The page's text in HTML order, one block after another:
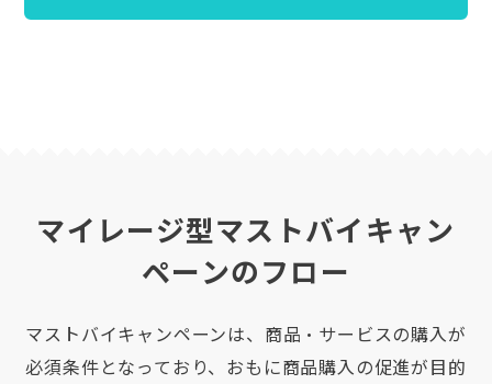
マイレージ型マストバイキャン
ペーンのフロー
マストバイキャンペーンは、商品・サービスの購入が
必須条件となっており、おもに商品購入の促進が目的